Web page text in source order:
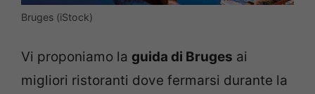
Bruges (iStock)
Vi proponiamo la guida di Bruges ai
migliori ristoranti dove fermarsi durante la